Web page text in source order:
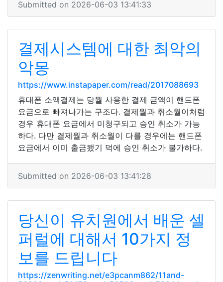
Submitted on 2026-06-03 13:41:33
결제시스템에 대한 최악의
악몽
https://www.instapaper.com/read/2017088693
휴대폰 소액결제는 당월 사용한 결제 금액이 핸드폰
요금으로 빠져나가는 구조다. 결제월과 취소월이처럼
경우 휴대폰 요금에서 미청구되고 승인 취소가 가능
하다. 다만 결제월과 취소월이 다를 경우에는 핸드폰
요금에서 이미 출금됐기 덕에 승인 취소가 불가하다.
Submitted on 2026-06-03 13:41:28
당신이 유치원에서 배운 셀
퍼럴에 대해서 10가지 정
보를 드립니다
https://zenwriting.net/e3pcanm862/11and-